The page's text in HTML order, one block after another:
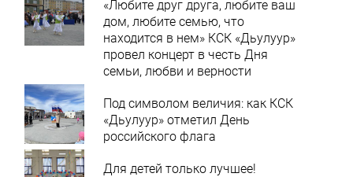
«Любите друг друга, любите ваш
дом, любите семью, что
находится в нем» КСК «Дьулуур»
провел концерт в честь Дня
семьи, любви и верности
Под символом величия: как КСК
«Дьулуур» отметил День
российского флага
Для детей только лучшее!